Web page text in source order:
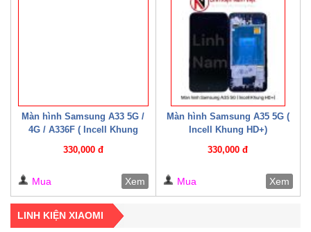
Màn hình Samsung A33 5G /
4G / A336F ( Incell Khung
330,000 đ
Mua Xem
Màn hình Samsung A35 5G (
Incell Khung HD+)
330,000 đ
Mua Xem
LINH KIỆN XIAOMI